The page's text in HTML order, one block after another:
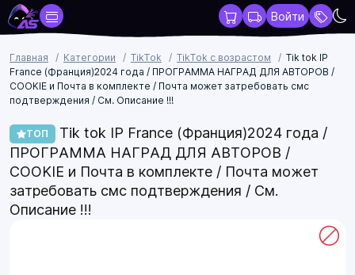
Войти
Главная Категории TikTok TikTok с возрастом
Tik tok IP
France (Франция)2024 года / ПРОГРАММА НАГРАД ДЛЯ АВТОРОВ /
COOKIE и Почта в комплекте / Почта может затребовать смс
подтверждения / См. Описание !!!
ТОП
Tik tok IP France (Франция)2024 года /
ПРОГРАММА НАГРАД ДЛЯ АВТОРОВ /
COOKIE и Почта в комплекте / Почта может
затребовать смс подтверждения / См.
Описание !!!